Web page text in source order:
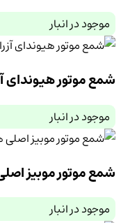
موجود در انبار
شمع موتور هیوندای آزرا
موجود در انبار
شمع موتور موبیز اصلی
موجود در انبار